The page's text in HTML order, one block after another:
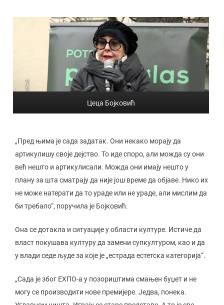
Цеца Бојковић
„Пред њима је сада задатак. Они некако морају да
артикулишу своје дејство. То иде споро, али можда су они
већ нешто и артикулисали. Можда они имају нешто у
плану за шта сматрају да није још време да објаве. Нико их
не може натерати да то ураде или не ураде, али мислим да
би требало“, поручила је Бојковић.
Она се дотакла и ситуације у области културе. Истиче да
власт покушава културу да замени супкултуром, као и да
у влади седе људе за које је „естрада естетска категорија“.
„Сада је због ЕXПО-а у позориштима смањен буџет и не
могу се производити нове премијере. Једва, понека.